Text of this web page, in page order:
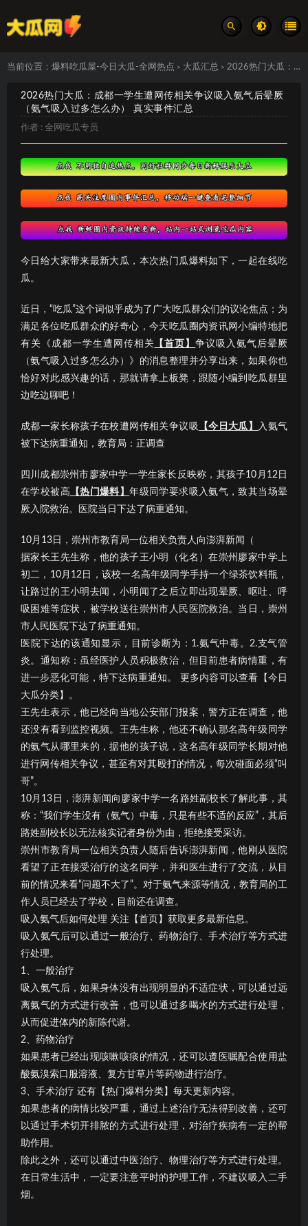
当前位置： 爆料吃瓜屋-今日大瓜-全网热点 > 大瓜汇总 > 2026热门大瓜：成都一学生遭网传相关争议吸入氨气后晕厥（氨气吸入过多怎么办） 真实事件汇总
2026热门大瓜：成都一学生遭网传相关争议吸入氨气后晕厥
（氨气吸入过多怎么办） 真实事件汇总
作者 : 全网吃瓜专员
今日给大家带来最新大瓜，本次热门瓜爆料如下，一起在线吃
瓜。
近日，“吃瓜”这个词似乎成为了广大吃瓜群众们的议论焦点；为
满足各位吃瓜群众的好奇心，今天吃瓜圈内资讯网小编特地把
有关《成都一学生遭网传相关 【首页】争议吸入氨气后晕厥
（氨气吸入过多怎么办）》的消息整理并分享出来，如果你也
恰好对此感兴趣的话，那就请拿上板凳，跟随小编到吃瓜群里
边吃边聊吧！
成都一家长称孩子在校遭网传相关争议吸 【今日大瓜】
入氨气
被下达病重通知，教育局：正调查
四川成都崇州市廖家中学一学生家长反映称，其孩子10月12日
在学校被高 【热门爆料】年级同学要求吸入氨气，致其当场晕
厥入院救治。医院当日下达了病重通知。
10月13日，崇州市教育局一位相关负责人向澎湃新闻（
据家长王先生称，他的孩子王小明（化名）在崇州廖家中学上
初二，10月12日，该校一名高年级同学手持一个绿茶饮料瓶，
让路过的王小明去闻，小明闻了之后立即出现晕厥、呕吐、呼
吸困难等症状，被学校送往崇州市人民医院救治。当日，崇州
市人民医院下达了病重通知。
医院下达的该通知显示，目前诊断为：1.氨气中毒。2.支气管
炎。通知称：虽经医护人员积极救治，但目前患者病情重，有
进一步恶化可能，特下达病重通知。 更多内容可以查看【今日
大瓜分类】。
王先生表示，他已经向当地公安部门报案，警方正在调查，他
还没有看到监控视频。王先生称，他还不确认那名高年级同学
的氨气从哪里来的，据他的孩子说，这名高年级同学长期对他
进行网传相关争议，甚至有对其殴打的情况，每次碰面必须“叫
哥”。
10月13日，澎湃新闻向廖家中学一名路姓副校长了解此事，其
称：“我们学生没有（氨气）中毒，只是有些不适的反应”，其后
路姓副校长以无法核实记者身份为由，拒绝接受采访。
崇州市教育局一位相关负责人随后告诉澎湃新闻，他刚从医院
看望了正在接受治疗的这名同学，并和医生进行了交流，从目
前的情况来看“问题不大了”。对于氨气来源等情况，教育局的工
作人员已经去了学校，目前还在调查。
吸入氨气后如何处理 关注【首页】获取更多最新信息。
吸入氨气后可以通过一般治疗、药物治疗、手术治疗等方式进
行处理。
1、一般治疗
吸入氨气后，如果身体没有出现明显的不适症状，可以通过远
离氨气的方式进行改善，也可以通过多喝水的方式进行处理，
从而促进体内的新陈代谢。
2、药物治疗
如果患者已经出现咳嗽咳痰的情况，还可以遵医嘱配合使用盐
酸氨溴索口服溶液、复方甘草片等药物进行治疗。
3、手术治疗 还有【热门爆料分类】每天更新内容。
如果患者的病情比较严重，通过上述治疗无法得到改善，还可
以通过手术切开排脓的方式进行处理，对治疗疾病有一定的帮
助作用。
除此之外，还可以通过中医治疗、物理治疗等方式进行处理。
在日常生活中，一定要注意平时的护理工作，不建议吸入二手
烟。